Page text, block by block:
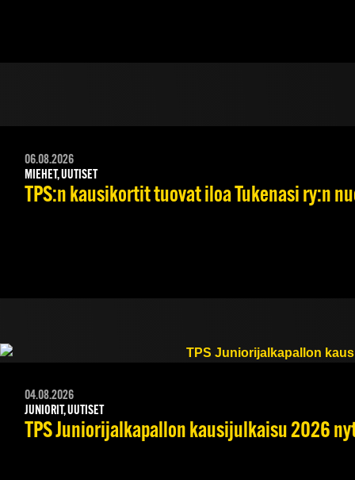
06.08.2026
MIEHET, UUTISET
TPS:n kausikortit tuovat iloa Tukenasi ry:n
04.08.2026
JUNIORIT, UUTISET
TPS Juniorijalkapallon kausijulkaisu 2026